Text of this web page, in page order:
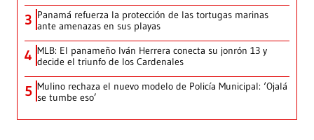
3 Panamá refuerza la protección de las tortugas marinas
ante amenazas en sus playas
4 MLB: El panameño Iván Herrera conecta su jonrón 13 y
decide el triunfo de los Cardenales
5 Mulino rechaza el nuevo modelo de Policía Municipal: ‘Ojalá
se tumbe eso’